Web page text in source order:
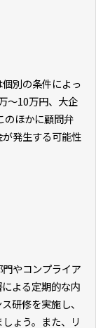
別の条件によっ
～10万円、大企
のほかに顧問弁
発生する可能性
やコンプライア
よる定期的な内
研修を実施し、
ょう。また、リ